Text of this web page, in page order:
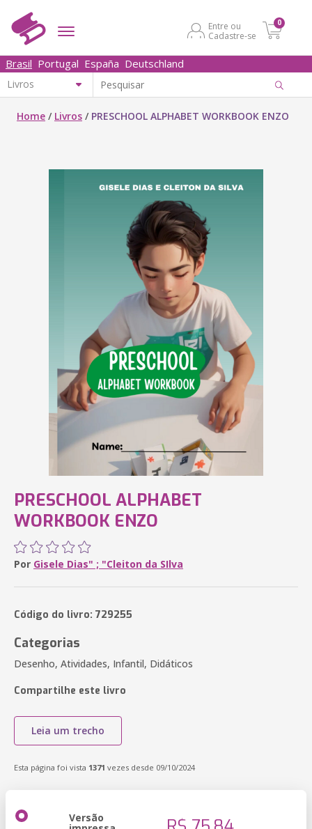
Entre ou
Cadastre-se
0
Brasil Portugal España Deutschland
Home / Livros / PRESCHOOL ALPHABET WORKBOOK ENZO
PRESCHOOL ALPHABET
WORKBOOK ENZO
Por Gisele Dias" ; "Cleiton da SIlva
Código do livro: 729255
Categorias
Desenho, Atividades, Infantil, Didáticos
Compartilhe este livro
Leia um trecho
Esta página foi vista 1371 vezes desde 09/10/2024
Versão